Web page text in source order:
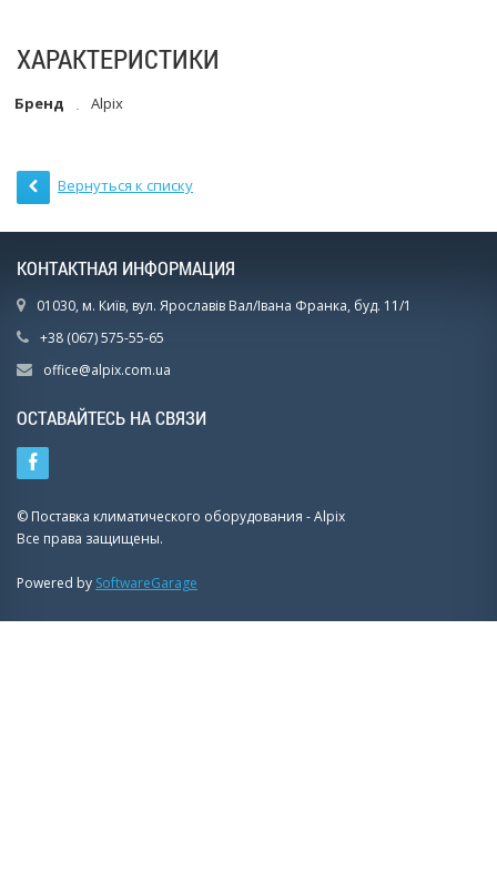
ХАРАКТЕРИСТИКИ
Бренд Alpix
Вернуться к списку
КОНТАКТНАЯ ИНФОРМАЦИЯ
01030, м. Київ, вул. Ярославів Вал/Івана Франка, буд. 11/1
+38 (067) 575-55-65
office@alpix.com.ua
ОСТАВАЙТЕСЬ НА СВЯЗИ
© Поставка климатического оборудования - Alpix
Все права защищены.
Powered by SoftwareGarage